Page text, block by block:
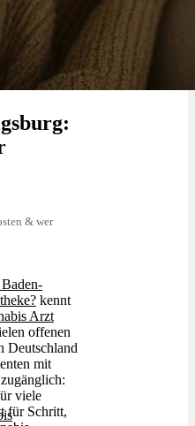
& wer
kennt
Arzt
offenen
Deutschland
mit
viele
für Schritt,